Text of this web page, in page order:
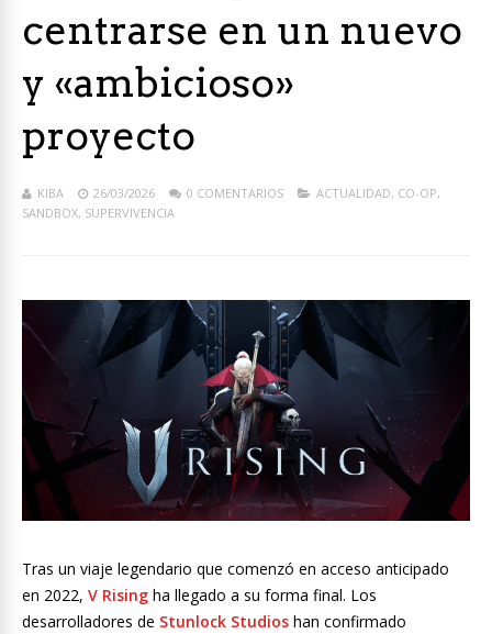
centrarse en un nuevo
y «ambicioso»
proyecto
KIBA 26/03/2026 0 COMENTARIOS ACTUALIDAD, CO-OP,
SANDBOX, SUPERVIVENCIA
Tras un viaje legendario que comenzó en acceso anticipado
en 2022, V Rising ha llegado a su forma final. Los
desarrolladores de Stunlock Studios han confirmado